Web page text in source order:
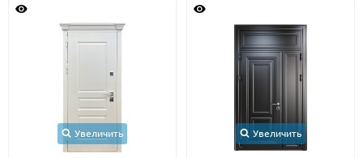
Увеличить Увеличить